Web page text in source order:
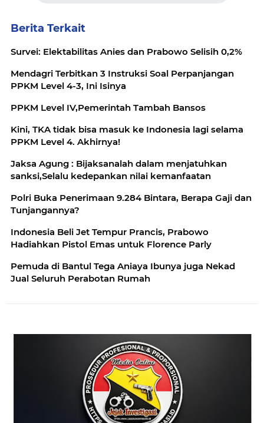
Berita Terkait
Survei: Elektabilitas Anies dan Prabowo Selisih 0,2%
Mendagri Terbitkan 3 Instruksi Soal Perpanjangan
PPKM Level 4-3, Ini Isinya
PPKM Level IV,Pemerintah Tambah Bansos
Kini, TKA tidak bisa masuk ke Indonesia lagi selama
PPKM Level 4. Akhirnya!
Jaksa Agung : Bijaksanalah dalam menjatuhkan
sanksi,Selalu kedepankan nilai kemanfaatan
Polri Buka Penerimaan 9.284 Bintara, Berapa Gaji dan
Tunjangannya?
Indonesia Beli Jet Tempur Prancis, Prabowo
Hadiahkan Pistol Emas untuk Florence Parly
Pemuda di Bantul Tega Aniaya Ibunya juga Nekad
Jual Seluruh Perabotan Rumah